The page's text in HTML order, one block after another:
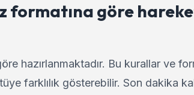
formatına göre
hazırlanmaktadır. Bu kurallar ve
farklılık gösterebilir. Son dakika